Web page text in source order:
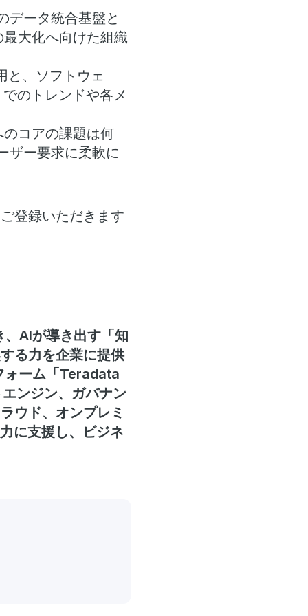
データ統合基盤と
大化へ向けた組織
と、ソフトウェ
のトレンドや各メ
コアの課題は何
ー要求に柔軟に
登録いただきます
AIが導き出す「知
る力を企業に提供
ォーム「Teradata
ンジン、ガバナン
ウド、オンプレミ
に支援し、ビジネ